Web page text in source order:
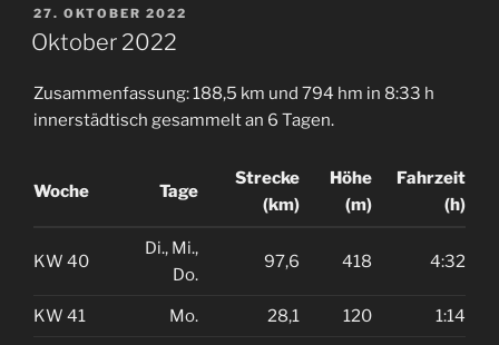
VERÖFFENTLICHT
AM
27. OKTOBER 2022
Oktober 2022
Zusammenfassung: 188,5 km und 794 hm in 8:33 h
innerstädtisch gesammelt an 6 Tagen.
Woche Tage
Strecke
(km)
Höhe
(m)
Fahrzeit
(h)
KW 40
Di., Mi.,
Do.
97,6 418 4:32
KW 41 Mo. 28,1 120 1:14